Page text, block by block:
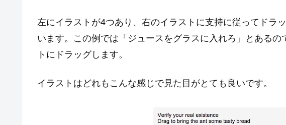
左にイラストが4つあり、右のイラストに支持に従ってドラ
います。この例では「ジュースをグラスに入れろ」とある
トにドラッグします。
イラストはどれもこんな感じで見た目がとても良いです。